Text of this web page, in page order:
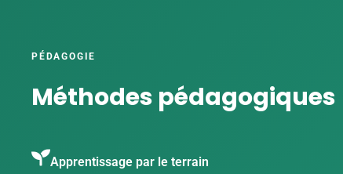
PÉDAGOGIE
Méthodes pédagogiques
Apprentissage par le terrain